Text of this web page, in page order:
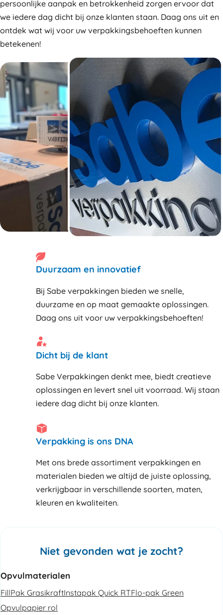
persoonlijke aanpak en betrokkenheid zorgen ervoor dat
we iedere dag dicht bij onze klanten staan. Daag ons uit en
ontdek wat wij voor uw verpakkingsbehoeften kunnen
betekenen!
Duurzaam en innovatief
Bij Sabe verpakkingen bieden we snelle,
duurzame en op maat gemaakte oplossingen.
Daag ons uit voor uw verpakkingsbehoeften!
Dicht bij de klant
Sabe Verpakkingen denkt mee, biedt creatieve
oplossingen en levert snel uit voorraad. Wij staan
iedere dag dicht bij onze klanten
Verpakking is ons DNA
Met ons brede assortiment verpakkingen en
materialen bieden we altijd de juiste oplossing,
verkrijgbaar in verschillende soorten, maten,
kleuren en kwaliteiten.
Niet gevonden wat je zocht?
Opvulmaterialen
FillPak GrasikraftInstapak Quick RTFlo-pak Green
Opvulpapier rol